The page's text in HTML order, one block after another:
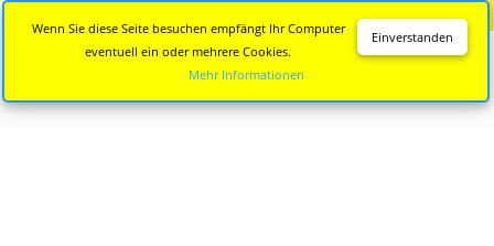
Einverstanden
Wenn Sie diese Seite besuchen empfängt Ihr Computer
eventuell ein oder mehrere Cookies.
Mehr Informationen